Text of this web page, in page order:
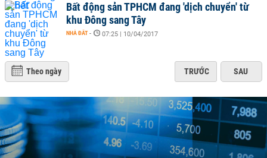
Bất động sản TPHCM đang 'dịch chuyển' từ
khu Đông sang Tây
NHÀ ĐẤT - 07:25 | 10/04/2017
Theo ngày TRƯỚC SAU